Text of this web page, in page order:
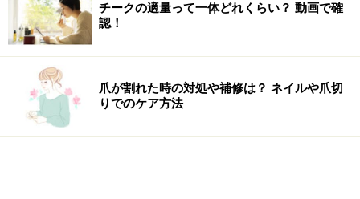
チークの適量って一体どれくらい？ 動画で確
認！
爪が割れた時の対処や補修は？ ネイルや爪切
りでのケア方法